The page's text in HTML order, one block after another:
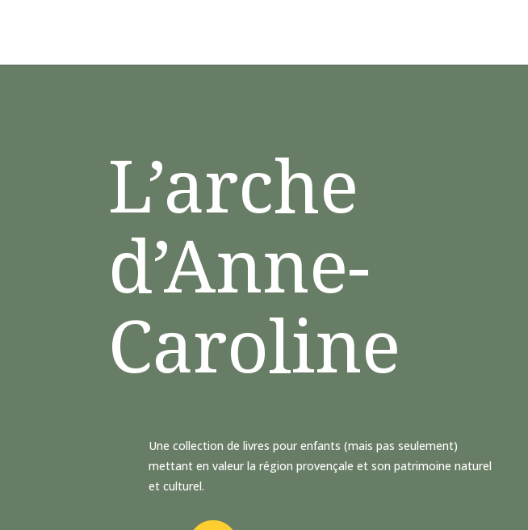
L’arche
d’Anne-
Caroline
Une collection de livres pour enfants (mais pas seulement)
mettant en valeur la région provençale et son patrimoine naturel
et culturel.